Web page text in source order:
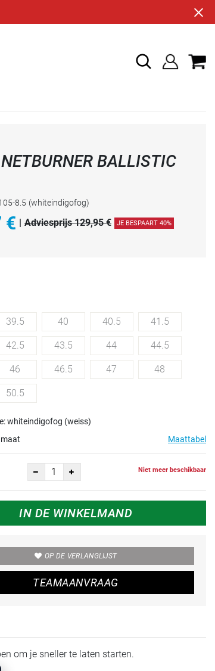
BALLISTIC
8.5 (whiteindigofog)
€ Adviesprijs 129,95 € JE BESPAART 40%
39.5 40 40.5 41.5
42.5 43.5 44 44.5
46 46.5 47 48
50.5
whiteindigofog (weiss)
Maattabel
Niet meer beschikbaar
IN DE WINKELMAND
OP DE VERLANGLIJST
TEAMAANVRAAG
om je sneller te laten starten.